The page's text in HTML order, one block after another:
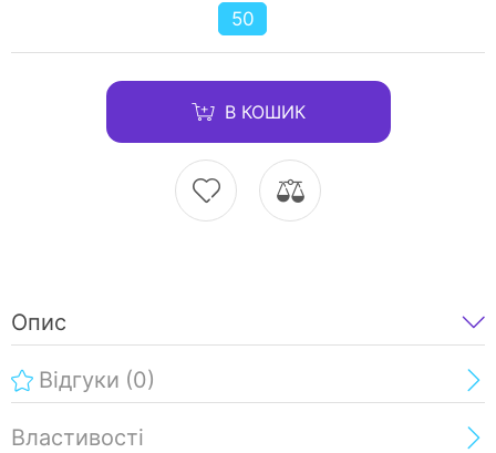
50
В КОШИК
Опис
Відгуки (0)
Властивості